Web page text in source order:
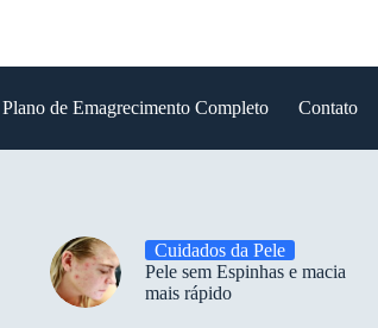
Plano de Emagrecimento Completo Contato
Cuidados da Pele
Pele sem Espinhas e macia
mais rápido